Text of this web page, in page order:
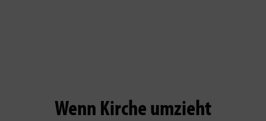
Wenn Kirche umzieht